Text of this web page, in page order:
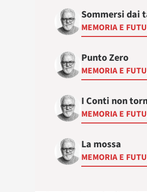
Sommersi dai
MEMORIA E
Punto Zero
MEMORIA E
I Conti non
MEMORIA E
La mossa
MEMORIA E